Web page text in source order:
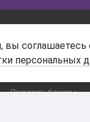
О магазине
Гарантия и возврат
Получить бонусы
соглашаетесь
персональных